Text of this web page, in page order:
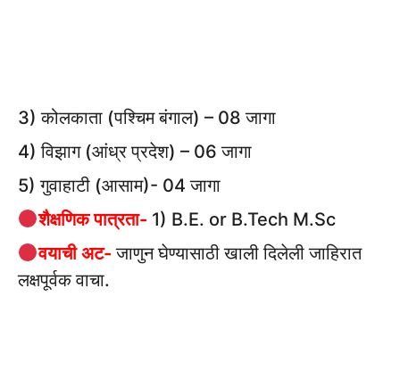
3) कोलकाता (पश्चिम बंगाल) – 08 जागा
4) विझाग (आंध्र प्रदेश) – 06 जागा
5) गुवाहाटी (आसाम)- 04 जागा
शैक्षणिक पात्रता- 1) B.E. or B.Tech M.Sc
वयाची अट- जाणुन घेण्यासाठी खाली दिलेली जाहिरात
लक्षपूर्वक वाचा.